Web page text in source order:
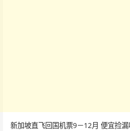
新加坡直飞回国机票9－12月 便宜捡